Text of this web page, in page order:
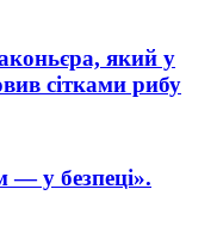
який у
сітками рибу
— у безпеці».